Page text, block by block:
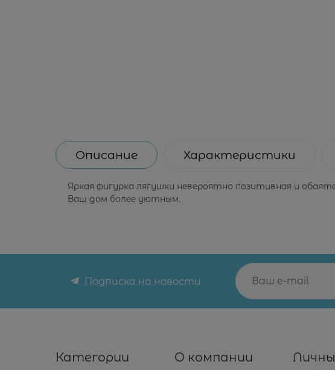
Описание Характеристики
Яркая фигурка лягушки невероятно позитивная и
Ваш дом более уютным.
Подписка на новости
Категории О компании